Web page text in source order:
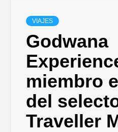
VIAJES
Godwana
miembro
del
Traveller